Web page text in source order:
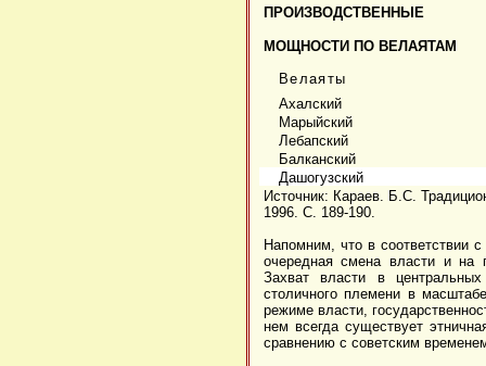
ПРОИЗВОДСТВЕННЫЕ
МОЩНОСТИ ПО ВЕЛАЯТАМ
Велаяты
Ахалский
Марыйский
Лебапский
Балканский
Дашогузский
Источник: Караев. Б.С.
1996. С. 189-190.
Напомним, что в соответствии
очередная смена власти и на
Захват власти в
столичного племени в
режиме власти,
нем всегда существует
сравнению с советским